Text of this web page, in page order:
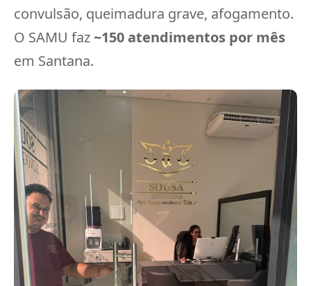
convulsão, queimadura grave, afogamento.
O SAMU faz ~150 atendimentos por mês
em Santana.